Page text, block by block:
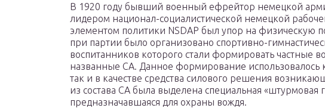
В 1920 году бывший военный ефрейтор немецкой
лидером национал-социалистической немецкой
элементом политики NSDAP был упор на физическую
при партии было организовано спортивно-
воспитанников которого стали формировать частные
названные СА. Данное формирование использовалось
так и в качестве средства силового решения
из состава СА была выделена специальная «штурмовая
предназначавшаяся для охраны вождя.